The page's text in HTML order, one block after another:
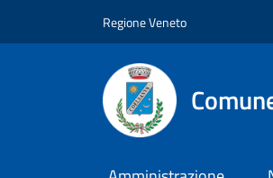
Regione Veneto